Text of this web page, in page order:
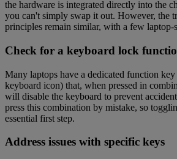
the hardware is integrated directly into the
you can't simply swap it out. However, the
principles remain similar, with a few laptop-
Check for a keyboard lock
Many laptops have a dedicated function
keyboard icon) that, when pressed in
will disable the keyboard to prevent
press this combination by mistake, so
essential first step.
Address issues with specific keys